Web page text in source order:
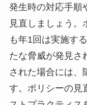
発生時の対応手順
見直しましょう。
も年1回は実施す
たな脅威が発見さ
された場合には、
す。ポリシーの見